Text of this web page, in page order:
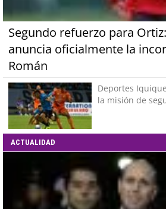
Segundo refuerzo para
anuncia oficialmente la
Román
Deportes
la misión de
ACTUALIDAD